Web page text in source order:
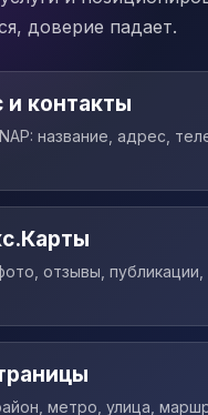
доверие падает.
и контакты
название, адрес,
отзывы, публикации,
метро, улица,